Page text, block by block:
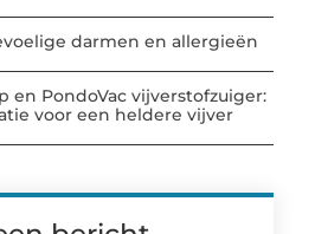
darmen en allergieën
en PondoVac vijverstofzuiger:
voor een heldere vijver